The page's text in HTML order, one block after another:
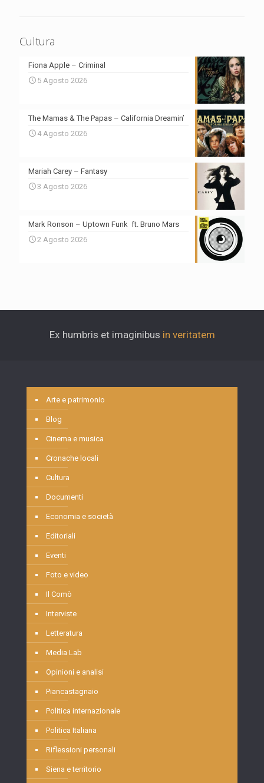
Cultura
Fiona Apple – Criminal
5 Agosto 2026
The Mamas & The Papas – California Dreamin’
4 Agosto 2026
Mariah Carey – Fantasy
3 Agosto 2026
Mark Ronson – Uptown Funk ft. Bruno Mars
2 Agosto 2026
Ex humbris et imaginibus in veritatem
Arte e patrimonio
Blog
Cinema e musica
Cronache locali
Cultura
Documenti
Economia e società
Editoriali
Eventi
Foto e video
Il Comò
Interviste
Letteratura
Media Lab
Opinioni e analisi
Piancastagnaio
Politica internazionale
Politica Italiana
Riflessioni personali
Siena e territorio